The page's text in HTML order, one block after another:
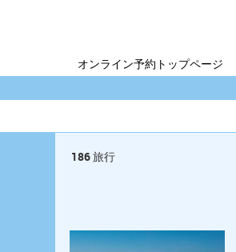
オンライン予約トップページ
186旅行